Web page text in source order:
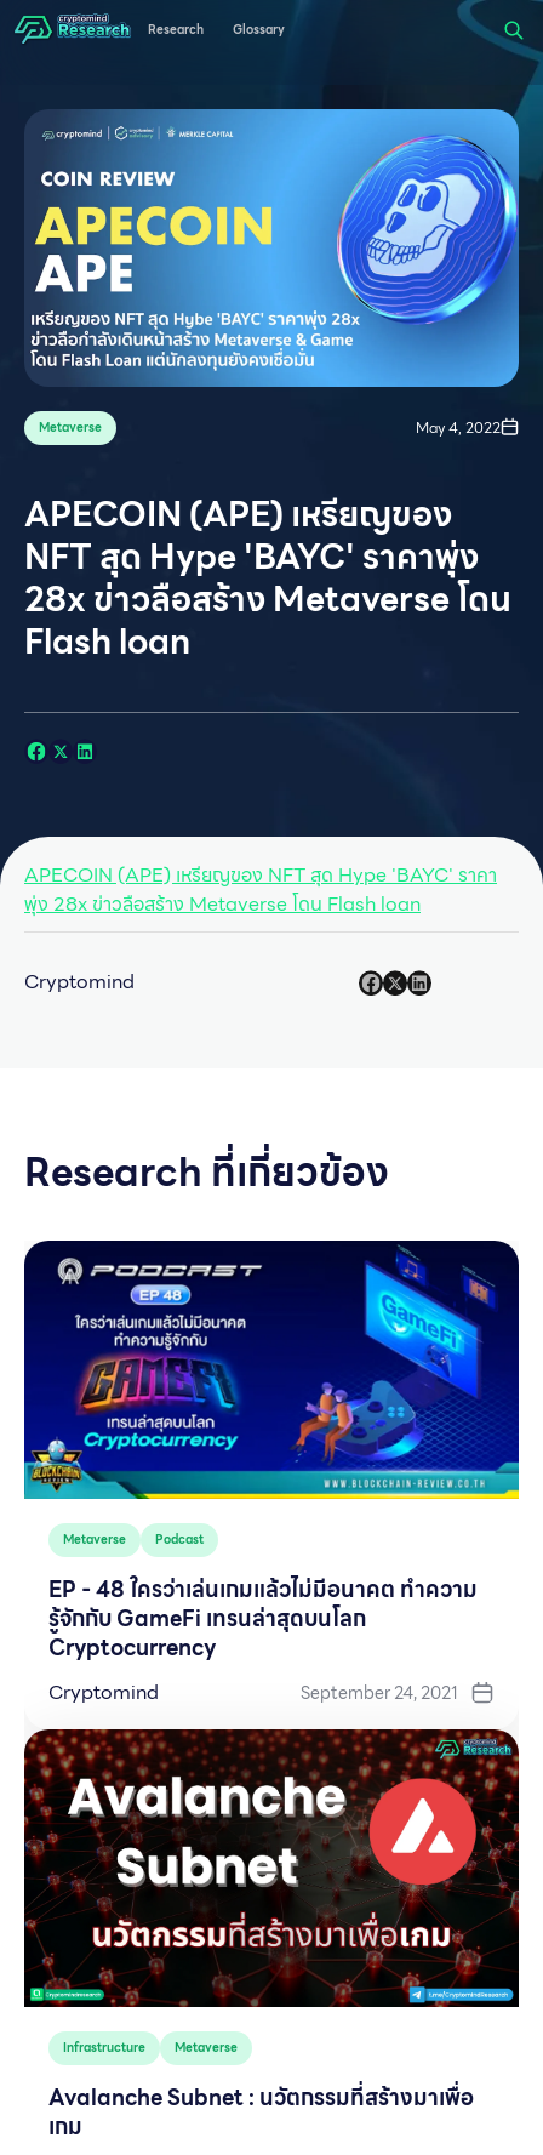
Research Glossary
Metaverse May 4, 2022
APECOIN (APE) เหรียญของ
NFT สุด Hype 'BAYC' ราคาพุ่ง
28x ข่าวลือสร้าง Metaverse โดน
Flash loan
APECOIN (APE) เหรียญของ NFT สุด Hype 'BAYC' ราคา
พุ่ง 28x ข่าวลือสร้าง Metaverse โดน Flash loan
Cryptomind
Research ที่เกี่ยวข้อง
Metaverse Podcast
EP - 48 ใครว่าเล่นเกมแล้วไม่มีอนาคต ทำความ
รู้จักกับ GameFi เทรนล่าสุดบนโลก
Cryptocurrency
Cryptomind September 24, 2021
Infrastructure Metaverse
Avalanche Subnet : นวัตกรรมที่สร้างมาเพื่อ
เกม